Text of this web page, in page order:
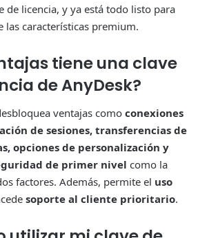
de licencia, y ya está todo listo para
las características premium.
tiene una clave
de AnyDesk?
ventajas como conexiones
de sesiones, transferencias de
opciones de personalización y
de primer nivel como la
factores. Además, permite el uso
soporte al cliente prioritario.